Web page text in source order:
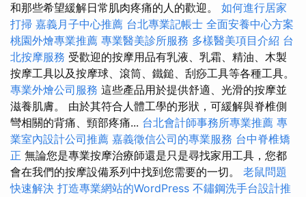
和那些希望緩解日常肌肉疼痛的人的歡迎。 如何進行居家
打掃 嘉義月子中心推薦 台北專業記帳士 全面安養中心方案
桃園外燴專業推薦 專業醫美診所服務 多樣醫美項目介紹 台
北按摩服務 受歡迎的按摩用品有乳液、乳霜、精油、木製
按摩工具以及按摩球、滾筒、鐵鎚、刮痧工具等各種工具。
專業外燴公司服務 這些產品用於提供舒適、光滑的按摩並
滋養肌膚。 由於其符合人體工學的形狀，可緩解與脊椎側
彎相關的背痛、頸部疼痛... 台北會計師事務所專業推薦 專
業室內設計公司推薦 嘉義徵信公司的專業服務 台中脊椎矯
正 無論您是專業按摩治療師還是只是尋找家用工具，您都
會在我們的按摩設備系列中找到您需要的一切。 老鼠問題
快速解決 打造專業網站的WordPress 不鏽鋼洗手台設計推